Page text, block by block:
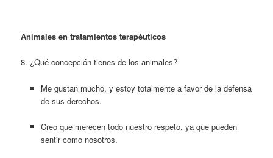
Animales en tratamientos terapéuticos
8. ¿Qué concepción tienes de los animales?
Me gustan mucho, y estoy totalmente a favor de la defensa
de sus derechos.
Creo que merecen todo nuestro respeto, ya que pueden
sentir como nosotros.